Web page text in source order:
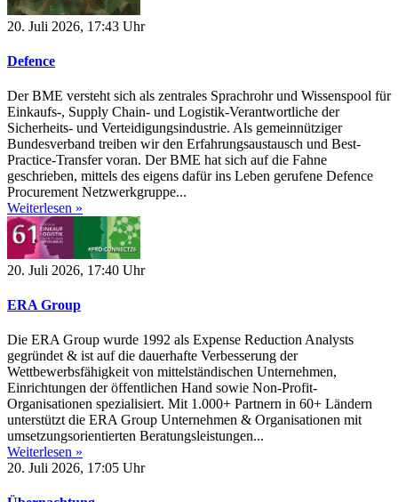
20. Juli 2026, 17:43 Uhr
Defence
Der BME versteht sich als zentrales Sprachrohr und Wissenspool für
Einkaufs-, Supply Chain- und Logistik-Verantwortliche der
Sicherheits- und Verteidigungsindustrie. Als gemeinnütziger
Bundesverband treiben wir den Erfahrungsaustausch und Best-
Practice-Transfer voran. Der BME hat sich auf die Fahne
geschrieben, mittels des eigens dafür ins Leben gerufene Defence
Procurement Netzwerkgruppe...
Weiterlesen »
20. Juli 2026, 17:40 Uhr
ERA Group
Die ERA Group wurde 1992 als Expense Reduction Analysts
gegründet & ist auf die dauerhafte Verbesserung der
Wettbewerbsfähigkeit von mittelständischen Unternehmen,
Einrichtungen der öffentlichen Hand sowie Non-Profit-
Organisationen spezialisiert. Mit 1.000+ Partnern in 60+ Ländern
unterstützt die ERA Group Unternehmen & Organisationen mit
umsetzungsorientierten Beratungsleistungen...
Weiterlesen »
20. Juli 2026, 17:05 Uhr